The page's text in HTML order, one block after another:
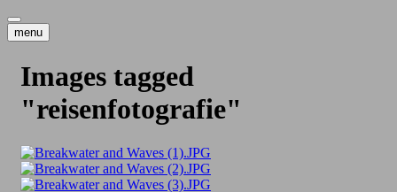
menu
Images tagged
"reisenfotografie"